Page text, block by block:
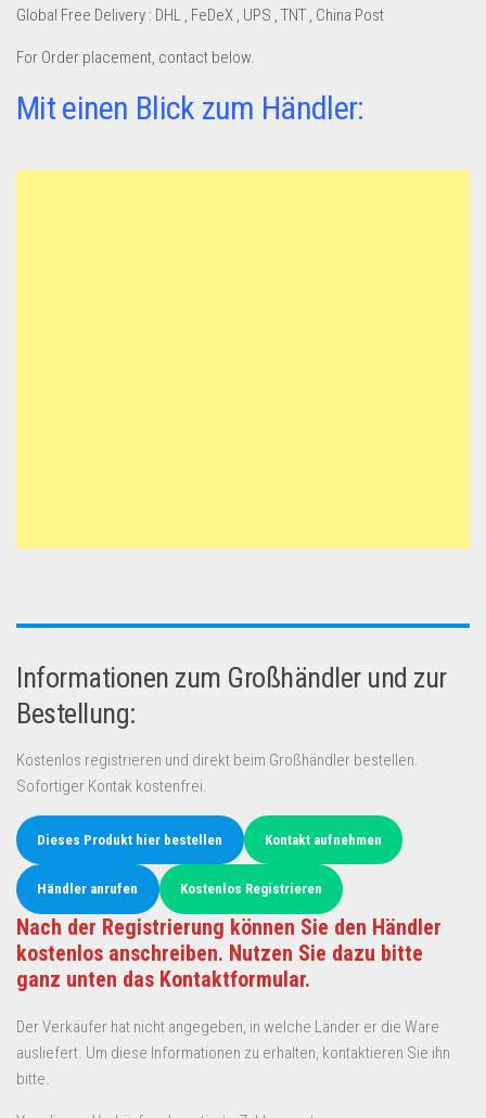
Newsletter
Global Free Delivery : DHL , FeDeX , UPS , TNT , China Post
For Order placement, contact below.
Mit einen Blick zum Händler:
Informationen zum Großhändler und zur
Bestellung:
Kostenlos registrieren und direkt beim Großhändler bestellen.
Sofortiger Kontak kostenfrei.
Dieses Produkt hier bestellen Kontakt aufnehmen
Händler anrufen Kostenlos Registrieren
Nach der Registrierung können Sie den Händler
kostenlos anschreiben. Nutzen Sie dazu bitte
ganz unten das Kontaktformular.
Der Verkäufer hat nicht angegeben, in welche Länder er die Ware
ausliefert. Um diese Informationen zu erhalten, kontaktieren Sie ihn
bitte.